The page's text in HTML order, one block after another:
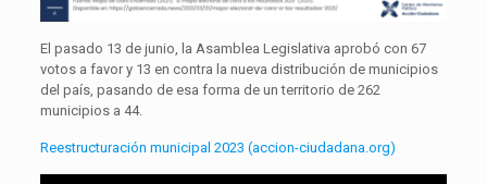
El pasado 13 de junio, la Asamblea Legislativa aprobó con 67
votos a favor y 13 en contra la nueva distribución de municipios
del país, pasando de esa forma de un territorio de 262
municipios a 44.
Reestructuración municipal 2023 (accion-ciudadana.org)